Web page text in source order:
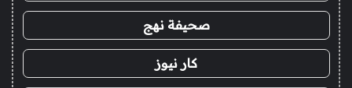
صحيفة نهج
كار نيوز